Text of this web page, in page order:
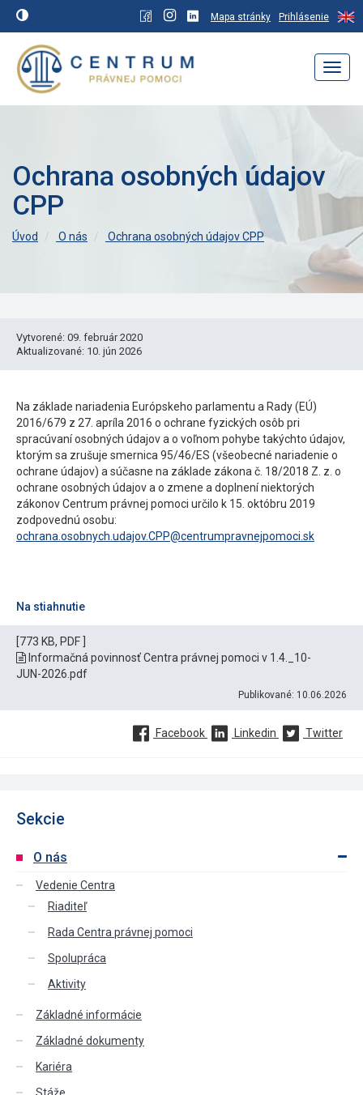
Mapa stránky Prihlásenie
Ochrana osobných údajov
CPP
Úvod O nás Ochrana osobných údajov CPP
Vytvorené: 09. február 2020
Aktualizované: 10. jún 2026
Na základe nariadenia Európskeho parlamentu a Rady (EÚ)
2016/679 z 27. apríla 2016 o ochrane fyzických osôb pri
spracúvaní osobných údajov a o voľnom pohybe takýchto údajov,
ktorým sa zrušuje smernica 95/46/ES (všeobecné nariadenie o
ochrane údajov) a súčasne na základe zákona č. 18/2018 Z. z. o
ochrane osobných údajov a o zmene a doplnení niektorých
zákonov Centrum právnej pomoci určilo k 15. októbru 2019
zodpovednú osobu:
ochrana.osobnych.udajov.CPP@centrumpravnejpomoci.sk
Na stiahnutie
[773 KB, PDF ]
Informačná povinnosť Centra právnej pomoci v 1.4._10-
JUN-2026.pdf
Publikované: 10.06.2026
Facebook Linkedin Twitter
Sekcie
O nás
Vedenie Centra
Riaditeľ
Rada Centra právnej pomoci
Spolupráca
Aktivity
Základné informácie
Základné dokumenty
Kariéra